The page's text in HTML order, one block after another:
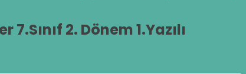
7.Sınıf 2. Dönem 1.Yazılı